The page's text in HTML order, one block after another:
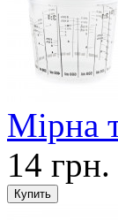
Мірна
14 грн.